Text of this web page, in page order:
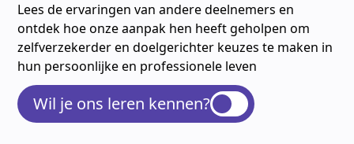
Lees de ervaringen van andere deelnemers en
ontdek hoe onze aanpak hen heeft geholpen om
zelfverzekerder en doelgerichter keuzes te maken in
hun persoonlijke en professionele leven
Wil je ons leren kennen?